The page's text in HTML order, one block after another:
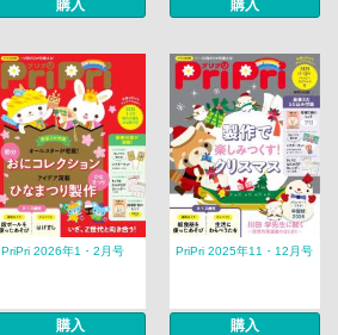
購入 購入
PriPri 2026年1・2月号
購入
PriPri 2025年11・12月号
購入